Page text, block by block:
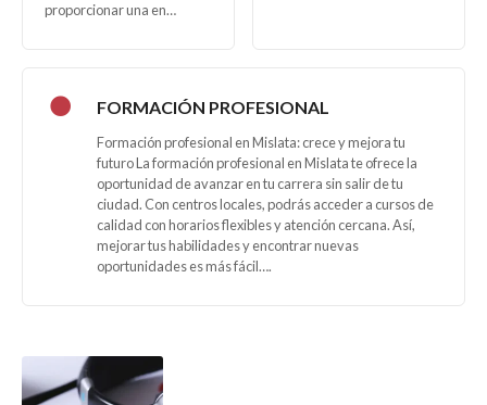
proporcionar una en…
FORMACIÓN PROFESIONAL
Formación profesional en Mislata: crece y mejora tu
futuro La formación profesional en Mislata te ofrece la
oportunidad de avanzar en tu carrera sin salir de tu
ciudad. Con centros locales, podrás acceder a cursos de
calidad con horarios flexibles y atención cercana. Así,
mejorar tus habilidades y encontrar nuevas
oportunidades es más fácil….